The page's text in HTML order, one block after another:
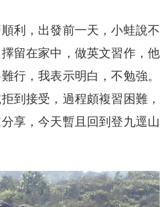
利，出發前一天，小蛙說不
留在家中，做英文習作，他
行，我表示明白，不勉強。
到接受，過程頗複習困難，
享，今天暫且回到登九逕山